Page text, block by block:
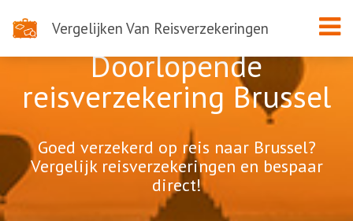
Vergelijken Van Reisverzekeringen
Doorlopende
reisverzekering Brussel
Goed verzekerd op reis naar Brussel?
Vergelijk reisverzekeringen en bespaar
direct!